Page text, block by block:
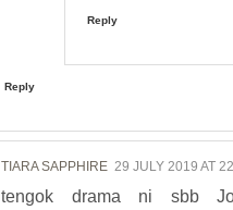
Reply
Reply
TIARA SAPPHIRE 29 JULY 2019 AT
tengok drama ni sbb